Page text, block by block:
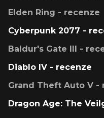
Elden Ring - recenze
Cyberpunk 2077 -
Baldur's Gate III -
Diablo IV - recenze
Grand Theft Auto V -
Dragon Age: The